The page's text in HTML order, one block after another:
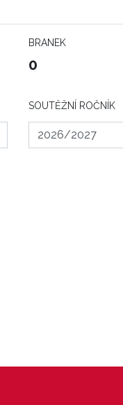
BRANEK
0
SOUTĚŽNÍ ROČNÍK